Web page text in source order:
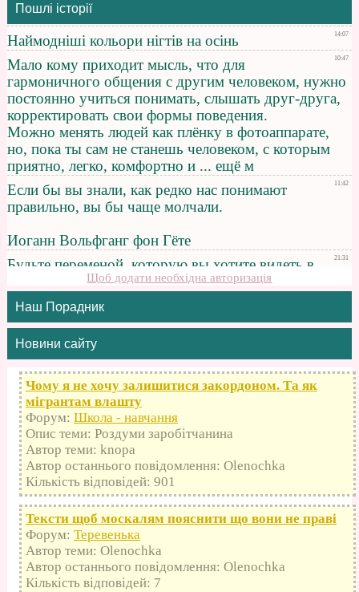
Пошлі історії
Щоб додати необхідна авторизація
Наш Порадник
Новини сайту
Чому я не хочу залишитися закордоном. Та як
мігрантам влашту
Форум: Школа - навчання
Опис теми: Роздуми заробітчанина
Автор теми: knopa
Автор останнього повідомлення: Olenochka
Кількість відповідей: 901
Тексти щоб москалям пояснити що вони не праві
Форум: Теревенька
Автор теми: Olenochka
Автор останнього повідомлення: Olenochka
Кількість відповідей: 7